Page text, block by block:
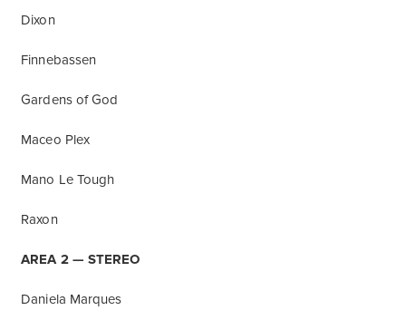
Dixon
Finnebassen
Gardens of God
Maceo Plex
Mano Le Tough
Raxon
AREA 2 — STEREO
Daniela Marques